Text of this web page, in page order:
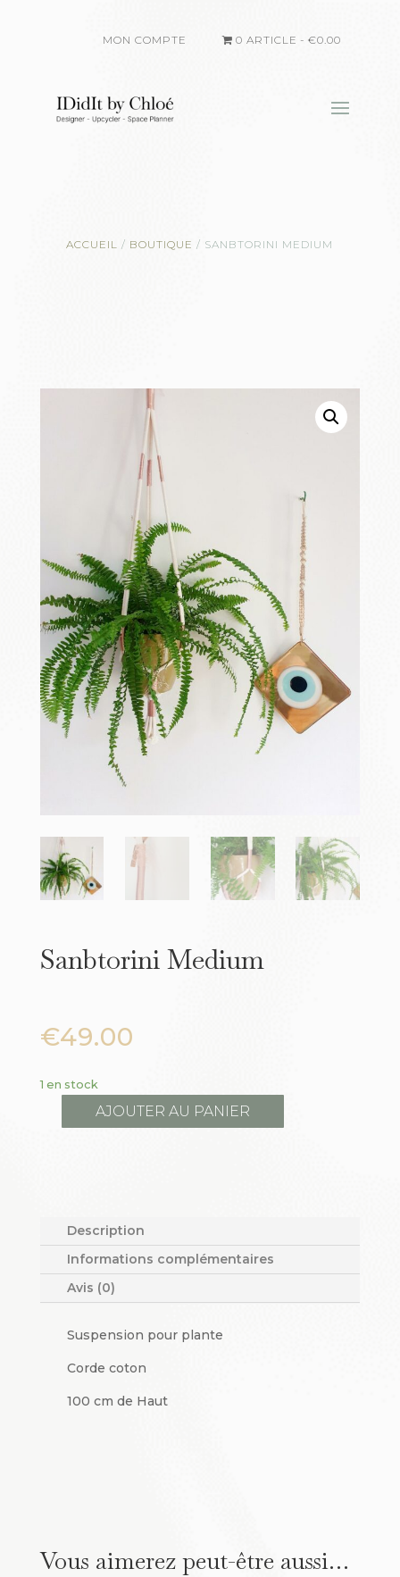
MON COMPTE 0 ARTICLE €0.00
ACCUEIL / BOUTIQUE / SANBTORINI MEDIUM
Sanbtorini Medium
€49.00
1 en stock
AJOUTER AU PANIER
Description
Informations complémentaires
Avis (0)
Suspension pour plante
Corde coton
100 cm de Haut
Vous aimerez peut-être aussi…